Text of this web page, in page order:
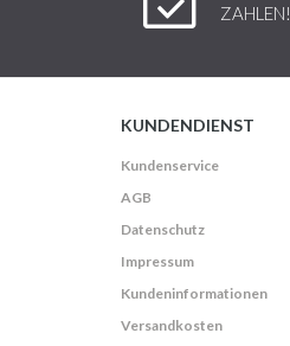
ZAHLEN!
KUNDENDIENST
Kundenservice
AGB
Datenschutz
Impressum
Kundeninformationen
Versandkosten